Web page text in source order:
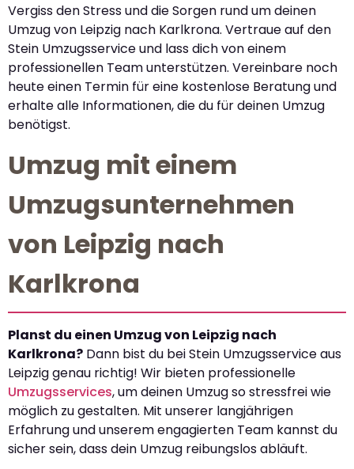
Vergiss den Stress und die Sorgen rund um deinen
Umzug von Leipzig nach Karlkrona. Vertraue auf den
Stein Umzugsservice und lass dich von einem
professionellen Team unterstützen. Vereinbare noch
heute einen Termin für eine kostenlose Beratung und
erhalte alle Informationen, die du für deinen Umzug
benötigst.
Umzug mit einem
Umzugsunternehmen
von Leipzig nach
Karlkrona
Planst du einen Umzug von Leipzig nach
Karlkrona? Dann bist du bei Stein Umzugsservice aus
Leipzig genau richtig! Wir bieten professionelle
Umzugsservices, um deinen Umzug so stressfrei wie
möglich zu gestalten. Mit unserer langjährigen
Erfahrung und unserem engagierten Team kannst du
sicher sein, dass dein Umzug reibungslos abläuft.